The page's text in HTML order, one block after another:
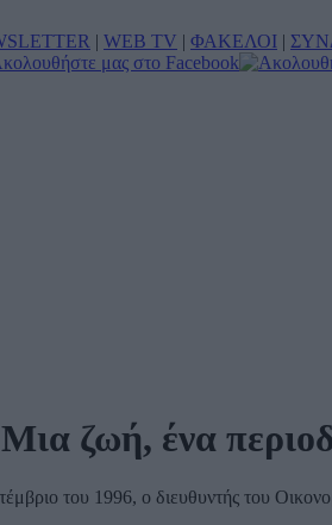
| WEB TV | ΦΑΚΕΛΟΙ |
ζωή, ένα
του 1996, ο διευθυντής του